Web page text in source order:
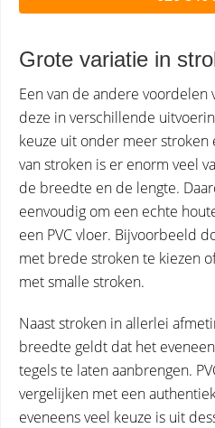
Grote variatie in
Een van de andere voordelen
deze in verschillende
keuze uit onder meer stroken
van stroken is er enorm veel
de breedte en de lengte.
eenvoudig om een echte
een PVC vloer. Bijvoorbeeld
met brede stroken te kiezen
met smalle stroken.
Naast stroken in allerlei
breedte geldt dat het
tegels te laten aanbrengen.
vergelijken met een
eveneens veel keuze is uit